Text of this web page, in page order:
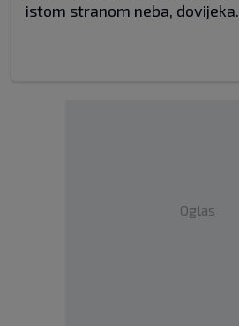
istom stranom neba, dovijeka.
Oglas